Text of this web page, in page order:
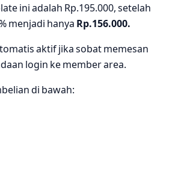
ini adalah Rp.195.000, setelah
menjadi hanya Rp.156.000.
aktif jika sobat memesan
login ke member area.
di bawah: